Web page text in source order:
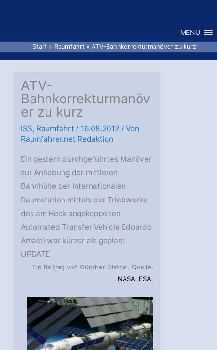
MENU
Start Raumfahrt ATV-Bahnkorrekturmanöver zu kurz
ATV-
Bahnkorrekturmanöv
er zu kurz
ISS, Raumfahrt / 16.08.2012 / Von
Raumfahrer.net Redaktion
Ein gestern durchgeführtes Manöver
zur Anhebung der mittleren
Bahnhöhe der Internationalen
Raumstation mittels der Triebwerke
des am Heck angekoppelten
Automated Transfer Vehicle Edoardo
Amaldi war kürzer als geplant.
UPDATE
Ein Beitrag von Günther Glatzel. Quelle:
NASA
ESA.